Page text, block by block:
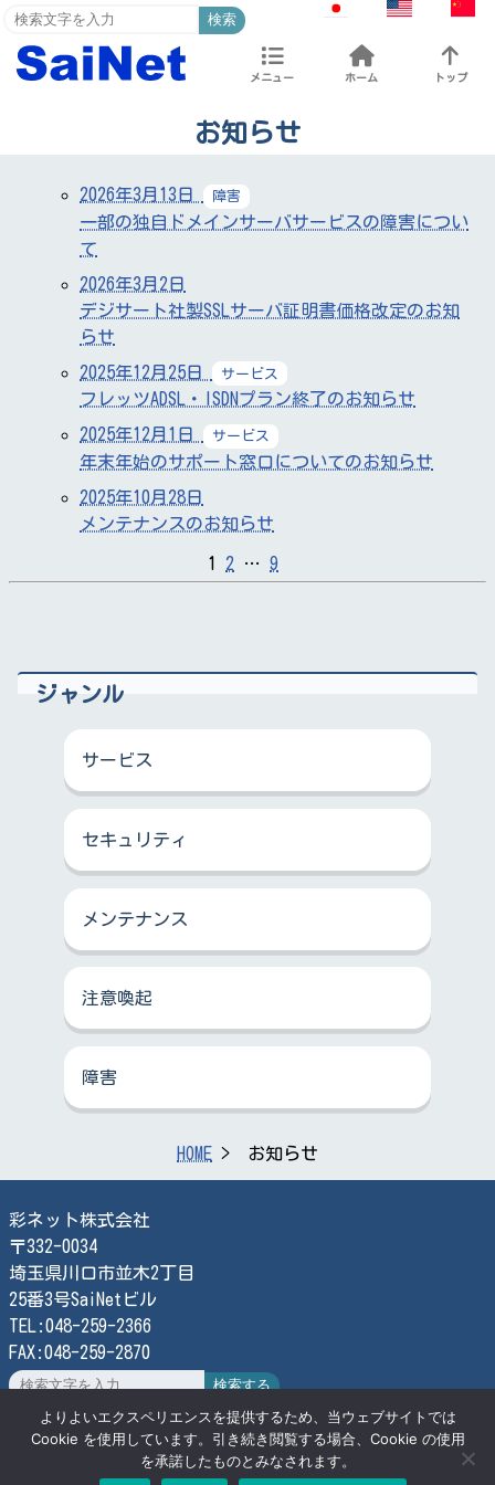
検索
メニュー ホーム トップ
お知らせ
2026年3月13日 障害
一部の独自ドメインサーバサービスの障害につい
て
2026年3月2日
デジサート社製SSLサーバ証明書価格改定のお知
らせ
2025年12月25日
サービス
フレッツADSL・ISDNプラン終了のお知らせ
2025年12月1日
サービス
年末年始のサポート窓口についてのお知らせ
2025年10月28日
メンテナンスのお知らせ
1 2 … 9
ジャンル
サービス
セキュリティ
メンテナンス
注意喚起
障害
HOME お知らせ
彩ネット株式会社
〒332-0034
埼玉県川口市並木2丁目
25番3号SaiNetビル
TEL:048-259-2366
FAX:048-259-2870
検索する
© SaiNet Corporation
よりよいエクスペリエンスを提供するため、当ウェブサイトでは
Cookie を使用しています。引き続き閲覧する場合、Cookie の使用
を承諾したものとみなされます。